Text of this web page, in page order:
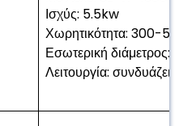
Ισχύς: 5.5kw
Χωρητικότητα: 300-
Εσωτερική
Λειτουργία: